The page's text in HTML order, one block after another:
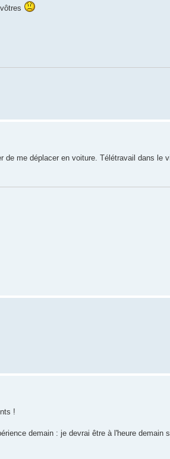
me déplacer en voiture. Télétravail dans le
!
demain : je devrai être à l'heure demain